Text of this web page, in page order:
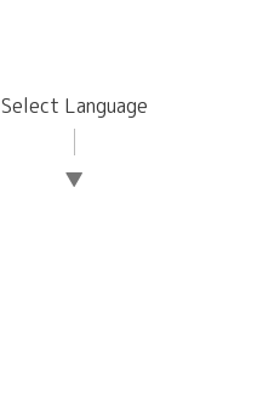
Select Language
▼